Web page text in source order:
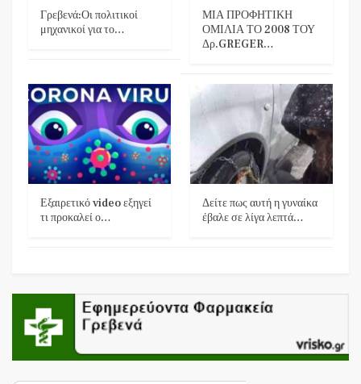
Γρεβενά:Οι πολιτικοί
μηχανικοί για το…
ΜΙΑ ΠΡΟΦΗΤΙΚΗ
ΟΜΙΛΙΑ ΤΟ 2008 ΤΟΥ
Δρ.GREGER…
Εξαιρετικό video εξηγεί
τι προκαλεί ο…
Δείτε πως αυτή η γυναίκα
έβαλε σε λίγα λεπτά…